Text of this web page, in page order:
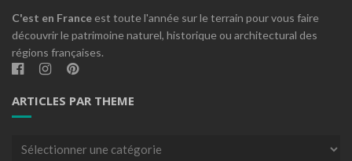
C'est en France est toute l'année sur le terrain pour vous faire
découvrir le patrimoine naturel, historique ou architectural des
régions françaises.
ARTICLES PAR THEME
Articles